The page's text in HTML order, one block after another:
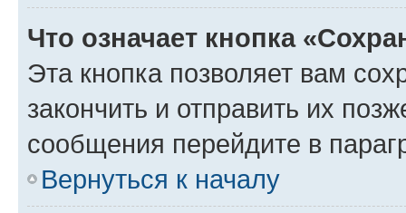
Что означает кнопка
Эта кнопка позволяет вам
закончить и отправить их
сообщения перейдите в
Вернуться к началу